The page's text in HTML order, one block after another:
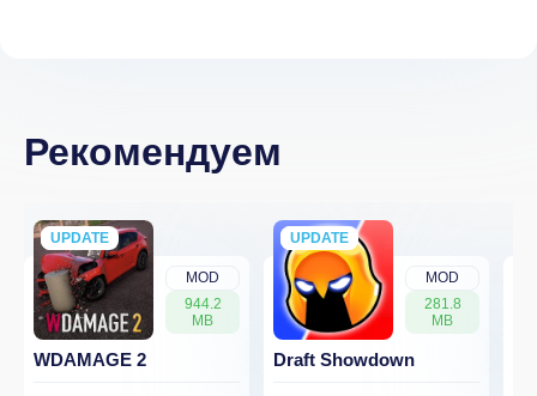
Рекомендуем
MOD
944.2
MB
UPDATE
NEW
WDAMAGE 2
MOD
281.8
MB
UPDATE
NEW
Draft Showdown